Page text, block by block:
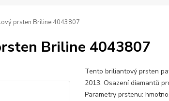
prsten Briline 4043807
Briline 4043807
Tento briliantový prsten
2013. Osazení diamantů
Parametry prstenu: